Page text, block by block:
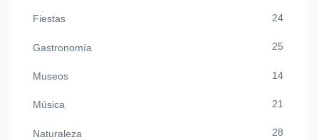
Fiestas 24
Gastronomía 25
Museos 14
Música 21
Naturaleza 28